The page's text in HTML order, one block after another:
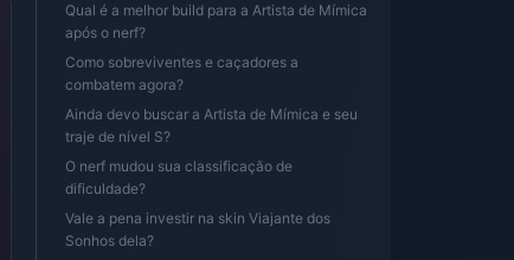
R$ 22.63
Comprar Agora
-25%
Qual é a melhor build para a Artista de Mímica
após o nerf?
Como sobreviventes e caçadores a
combatem agora?
Ainda devo buscar a Artista de Mímica e seu
traje de nível S?
O nerf mudou sua classificação de
dificuldade?
Vale a pena investir na skin Viajante dos
Sonhos dela?